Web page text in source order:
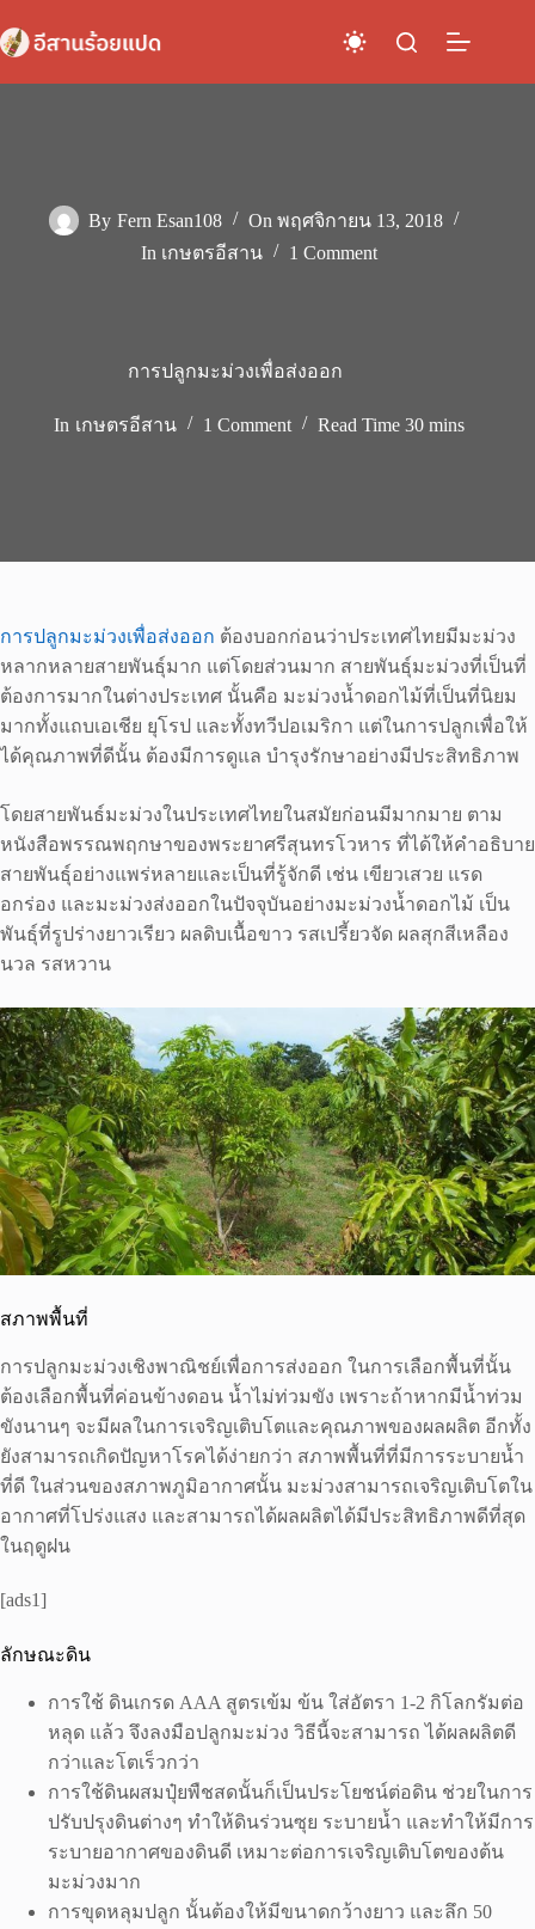
to
content
By Fern Esan108 On พฤศจิกายน 13, 2018
In เกษตรอีสาน 1 Comment
การปลูกมะม่วงเพื่อส่งออก
In เกษตรอีสาน 1 Comment Read Time 30 mins
การปลูกมะม่วงเพื่อส่งออก ต้องบอกก่อนว่าประเทศไทยมีมะม่วง
หลากหลายสายพันธุ์มาก แต่โดยส่วนมาก สายพันธุ์มะม่วงที่เป็นที่
ต้องการมากในต่างประเทศ นั้นคือ มะม่วงน้ำดอกไม้ที่เป็นที่นิยม
มากทั้งแถบเอเชีย ยุโรป และทั้งทวีปอเมริกา แต่ในการปลูกเพื่อให้
ได้คุณภาพที่ดีนั้น ต้องมีการดูแล บำรุงรักษาอย่างมีประสิทธิภาพ
โดยสายพันธ์มะม่วงในประเทศไทยในสมัยก่อนมีมากมาย ตาม
หนังสือพรรณพฤกษาของพระยาศรีสุนทรโวหาร ที่ได้ให้คำอธิบาย
สายพันธุ์อย่างแพร่หลายและเป็นที่รู้จักดี เช่น เขียวเสวย แรด
อกร่อง และมะม่วงส่งออกในปัจจุบันอย่างมะม่วงน้ำดอกไม้ เป็น
พันธุ์ที่รูปร่างยาวเรียว ผลดิบเนื้อขาว รสเปรี้ยวจัด ผลสุกสีเหลือง
นวล รสหวาน
สภาพพื้นที่
การปลูกมะม่วงเชิงพาณิชย์เพื่อการส่งออก ในการเลือกพื้นที่นั้น
ต้องเลือกพื้นที่ค่อนข้างดอน น้ำไม่ท่วมขัง เพราะถ้าหากมีน้ำท่วม
ขังนานๆ จะมีผลในการเจริญเติบโตและคุณภาพของผลผลิต อีกทั้ง
ยังสามารถเกิดปัญหาโรคได้ง่ายกว่า สภาพพื้นที่ที่มีการระบายน้ำ
ที่ดี ในส่วนของสภาพภูมิอากาศนั้น มะม่วงสามารถเจริญเติบโตใน
อากาศที่โปร่งแสง และสามารถได้ผลผลิตได้มีประสิทธิภาพดีที่สุด
ในฤดูฝน
[ads1]
ลักษณะดิน
การใช้ ดินเกรด AAA สูตรเข้ม ข้น ใส่อัตรา 1-2 กิโลกรัมต่อ
หลุด แล้ว จึงลงมือปลูกมะม่วง วิธีนี้จะสามารถ ได้ผลผลิตดี
กว่าและโตเร็วกว่า
การใช้ดินผสมปุ๋ยพืชสดนั้นก็เป็นประโยชน์ต่อดิน ช่วยในการ
ปรับปรุงดินต่างๆ ทำให้ดินร่วนซุย ระบายน้ำ และทำให้มีการ
ระบายอากาศของดินดี เหมาะต่อการเจริญเติบโตของต้น
มะม่วงมาก
การขุดหลุมปลูก นั้นต้องให้มีขนาดกว้างยาว และลึก 50